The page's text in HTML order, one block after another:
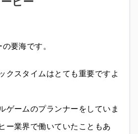
要海です。
クスタイムはとても重要ですよ
ゲームのプランナーをしていま
ー業界で働いていたこともあ